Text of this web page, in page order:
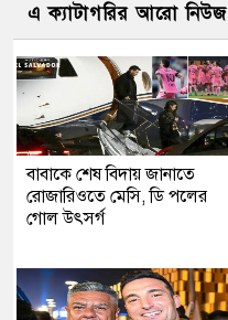
এ ক্যাটাগরির আরো নিউজ
বাবাকে শেষ বিদায় জানাতে
রোজারিওতে মেসি, ডি পলের
গোল উৎসর্গ